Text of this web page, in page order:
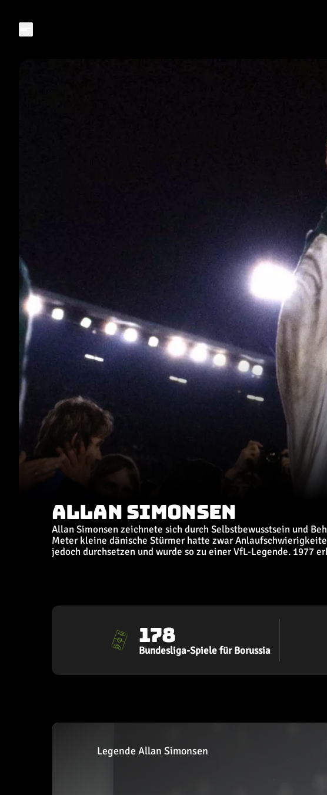
ALLAN SIMONSEN
Allan Simonsen zeichnete sich durch Selbstbewusstsein und
Meter kleine dänische Stürmer hatte zwar
jedoch durchsetzen und wurde so zu einer VfL-Legende. 1977
178
Bundesliga-Spiele für Borussia
Legende Allan Simonsen